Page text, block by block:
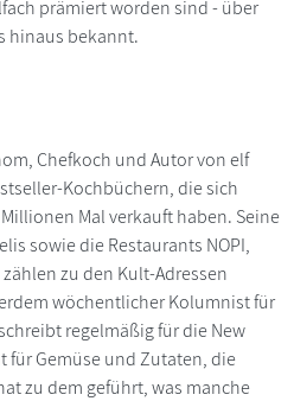
prämiert worden sind - über
hinaus bekannt.
Chefkoch und Autor von elf
Kochbüchern, die sich
Mal verkauft haben. Seine
sowie die Restaurants NOPI,
zu den Kult-Adressen
wöchentlicher Kolumnist für
regelmäßig für die New
für Gemüse und Zutaten, die
zu dem geführt, was manche